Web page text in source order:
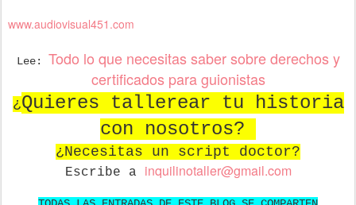
www.audiovisual451.com
Lee: Todo lo que necesitas saber sobre derechos y
certificados para guionistas
¿Quieres tallerear tu historia
con nosotros?
¿Necesitas un script doctor?
Escribe a inquilinotaller@gmail.com